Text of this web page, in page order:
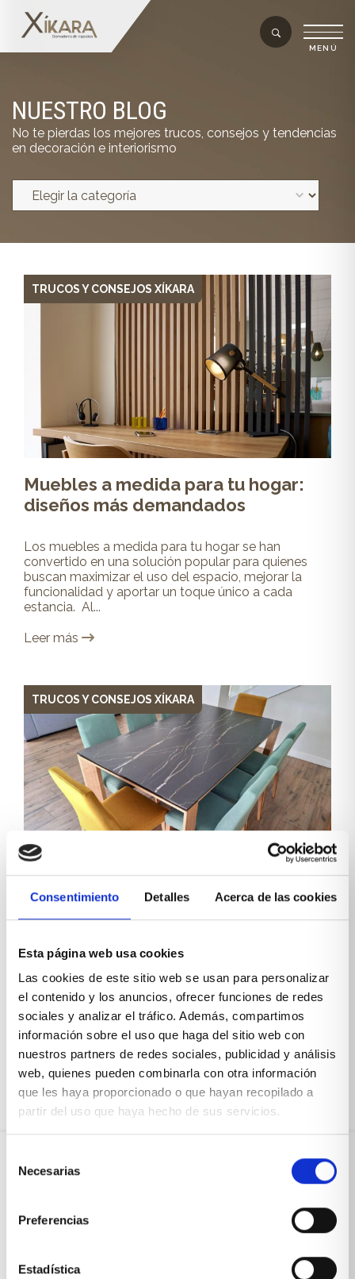
Consentimiento Detalles Acerca de las cookies
Esta página web usa cookies
Las cookies de este sitio web se usan para personalizar
el contenido y los anuncios, ofrecer funciones de redes
sociales y analizar el tráfico. Además, compartimos
información sobre el uso que haga del sitio web con
nuestros partners de redes sociales, publicidad y análisis
web, quienes pueden combinarla con otra información
que les haya proporcionado o que hayan recopilado a
partir del uso que haya hecho de sus servicios.
Necesarias
Preferencias
Estadística
NUESTRO BLOG
No te pierdas los mejores trucos, consejos y tendencias
en decoración e interiorismo
TRUCOS Y CONSEJOS XÍKARA
Muebles a medida para tu hogar:
diseños más demandados
Los muebles a medida para tu hogar se han
convertido en una solución popular para quienes
buscan maximizar el uso del espacio, mejorar la
funcionalidad y aportar un toque único a cada
estancia. Al...
Leer más
TRUCOS Y CONSEJOS XÍKARA
La importancia del mobiliario a
medida en la creación de espacios
El mobiliario a medida ha revolucionado la manera
en que diseñamos y aprovechamos los espacios de
nuestro hogar. En un mundo donde cada centímetro
cuenta, la posibilidad de adaptar los muebles a las...
Leer más
Blog